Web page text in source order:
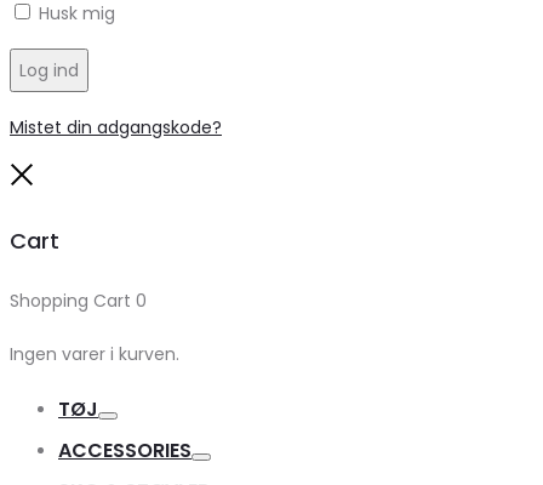
Husk mig
Log ind
Mistet din adgangskode?
Cart
Shopping Cart 0
Ingen varer i kurven.
TØJ
ACCESSORIES